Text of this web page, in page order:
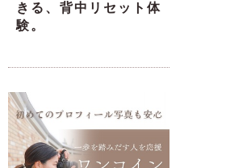
きる、背中リセット体
験。